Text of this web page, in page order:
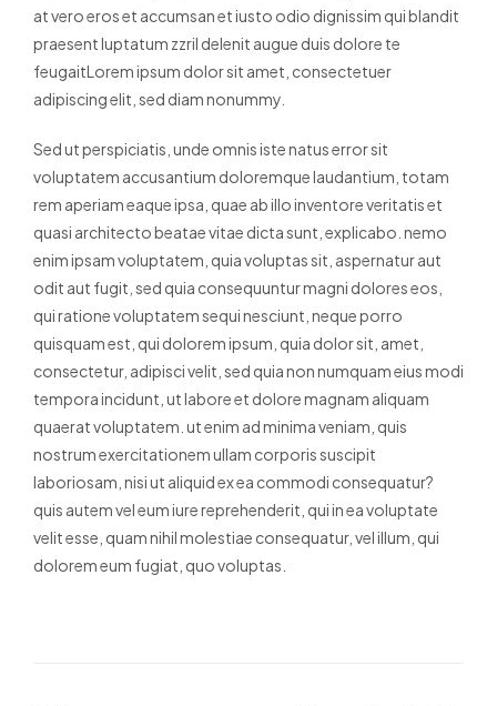
at vero eros et accumsan et iusto odio dignissim qui blandit
praesent luptatum zzril delenit augue duis dolore te
feugaitLorem ipsum dolor sit amet, consectetuer
adipiscing elit, sed diam nonummy.
Sed ut perspiciatis, unde omnis iste natus error sit
voluptatem accusantium doloremque laudantium, totam
rem aperiam eaque ipsa, quae ab illo inventore veritatis et
quasi architecto beatae vitae dicta sunt, explicabo. nemo
enim ipsam voluptatem, quia voluptas sit, aspernatur aut
odit aut fugit, sed quia consequuntur magni dolores eos,
qui ratione voluptatem sequi nesciunt, neque porro
quisquam est, qui dolorem ipsum, quia dolor sit, amet,
consectetur, adipisci velit, sed quia non numquam eius modi
tempora incidunt, ut labore et dolore magnam aliquam
quaerat voluptatem. ut enim ad minima veniam, quis
nostrum exercitationem ullam corporis suscipit
laboriosam, nisi ut aliquid ex ea commodi consequatur?
quis autem vel eum iure reprehenderit, qui in ea voluptate
velit esse, quam nihil molestiae consequatur, vel illum, qui
dolorem eum fugiat, quo voluptas.